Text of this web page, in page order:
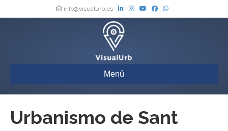
info@visualurb.es
Menú
Urbanismo de Sant